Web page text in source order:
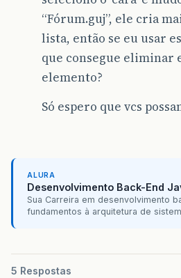
“Fórum.guj”, ele cria
lista, então se eu usar
que consegue eliminar
elemento?
Só espero que vcs
ALURA
Desenvolvimento Back-End
Sua Carreira em desenvolvimento
fundamentos à arquitetura de
5 Respostas